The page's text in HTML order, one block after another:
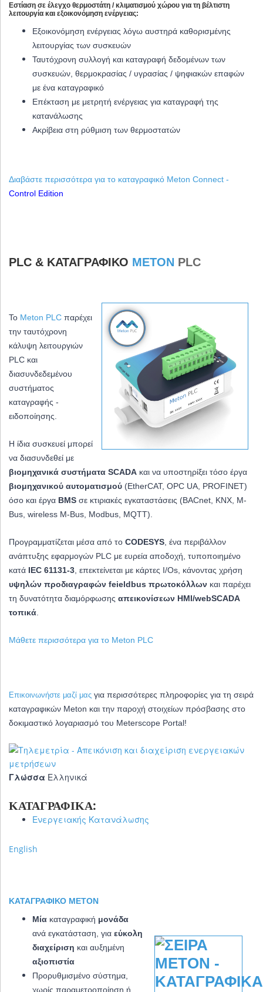
Εστίαση σε έλεγχο θερμοστάτη / κλιματισμού χώρου για τη βέλτιστη
λειτουργία και εξοικονόμηση ενέργειας:
Εξοικονόμηση ενέργειας λόγω αυστηρά καθορισμένης
λειτουργίας των συσκευών
Ταυτόχρονη συλλογή και καταγραφή δεδομένων των
συσκευών, θερμοκρασίας / υγρασίας / ψηφιακών επαφών
με ένα καταγραφικό
Επέκταση με μετρητή ενέργειας για καταγραφή της
κατανάλωσης
Ακρίβεια στη ρύθμιση των θερμοστατών
Διαβάστε περισσότερα για το καταγραφικό Meton Connect -
Control Edition
PLC & ΚΑΤΑΓΡΑΦΙΚΌ METON PLC
To Meton PLC παρέχει
την ταυτόχρονη
κάλυψη λειτουργιών
PLC και
διασυνδεδεμένου
συστήματος
καταγραφής -
ειδοποίησης.
Η ίδια συσκευεί μπορεί
να διασυνδεθεί με
βιομηχανικά συστήματα SCADA και να υποστηρίξει τόσο έργα
βιομηχανικού αυτοματισμού (EtherCAT, OPC UA, PROFINET)
όσο και έργα BMS σε κτιριακές εγκαταστάσεις (BACnet, KNX, M-
Bus, wireless M-Bus, Modbus, MQTT).
Προγραμματίζεται μέσα από το CODESYS , ένα περιβάλλον
ανάπτυξης εφαρμογών PLC με ευρεία αποδοχή, τυποποιημένο
κατά IEC 61131-3 , επεκτείνεται με κάρτες I/Os, κάνοντας χρήση
υψηλών προδιαγραφών feieldbus πρωτοκόλλων και παρέχει
τη δυνατότητα διαμόρφωσης απεικονίσεων HMI/webSCADA
τοπικά
Μάθετε περισσότερα για το Meton PLC
Επικοινωνήστε μαζί μας για περισσότερες πληροφορίες για τη σειρά
καταγραφικών Meton και την παροχή στοιχείων πρόσβασης στο
δοκιμαστικό λογαριασμό του Meterscope Portal!
Γλώσσα Ελληνικά
ΚΑΤΑΓΡΑΦΙΚΆ:
Ενεργειακής Κατανάλωσης
English
ΚΑΤΑΓΡΑΦΙΚΌ METON
Μία καταγραφική μονάδα
ανά εγκατάσταση, για εύκολη
διαχείριση και αυξημένη
αξιοπιστία
Προρυθμισμένο σύστημα,
χωρίς παραμετροποίηση ή